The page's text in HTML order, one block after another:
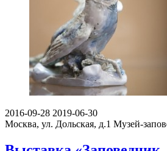
2016-09-28 2019-06-30
Москва, ул. Дольская, д.1 Музей-